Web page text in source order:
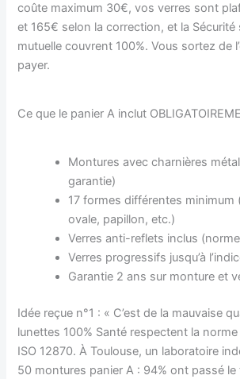
coûte maximum 30€, vos verres sont
et 165€ selon la correction, et la
mutuelle couvrent 100%. Vous sortez de
payer.
Ce que le panier A inclut
Montures avec charnières
garantie)
17 formes différentes minimum
ovale, papillon, etc.)
Verres anti-reflets inclus
Verres progressifs jusqu’à
Garantie 2 ans sur monture et
Idée reçue n°1 : « C’est de la mauvaise
lunettes 100% Santé respectent la
ISO 12870. À Toulouse, un laboratoire
50 montures panier A : 94% ont passé